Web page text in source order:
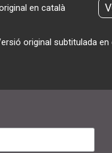
en català
original subtitulada en